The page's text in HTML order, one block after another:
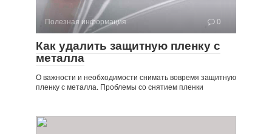
Полезная информация 0
Как удалить защитную пленку с
металла
О важности и необходимости снимать вовремя защитную
пленку с металла. Проблемы со снятием пленки